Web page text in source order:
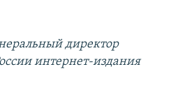
директор
интернет-издания